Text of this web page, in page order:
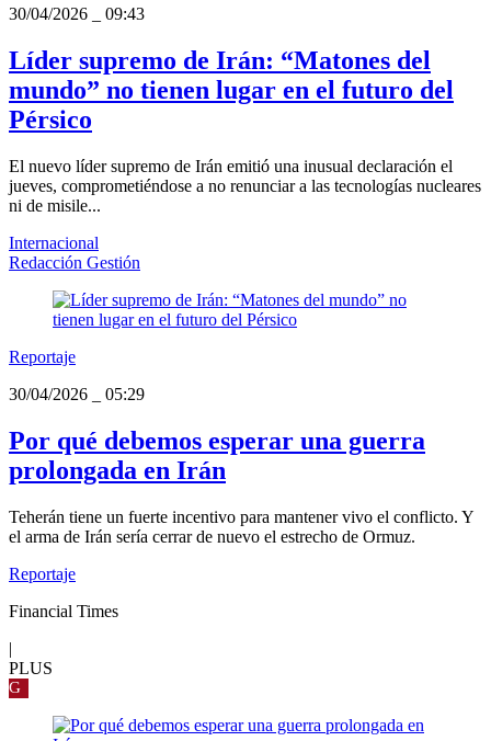
30/04/2026
09:43
Líder supremo de Irán: “Matones del
mundo” no tienen lugar en el futuro del
Pérsico
El nuevo líder supremo de Irán emitió una inusual declaración el
jueves, comprometiéndose a no renunciar a las tecnologías nucleares
ni de misile...
Internacional
Redacción Gestión
Reportaje
30/04/2026
05:29
Por qué debemos esperar una guerra
prolongada en Irán
Teherán tiene un fuerte incentivo para mantener vivo el conflicto. Y
el arma de Irán sería cerrar de nuevo el estrecho de Ormuz.
Reportaje
Financial Times
|
PLUS
G